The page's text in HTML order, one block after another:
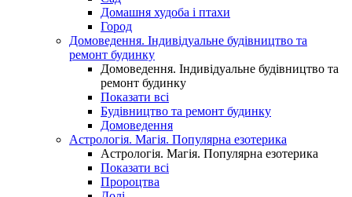
Домашня худоба і птахи
Город
Домоведення. Індивідуальне будівництво та
ремонт будинку
Домоведення. Індивідуальне будівництво та
ремонт будинку
Показати всі
Будівництво та ремонт будинку
Домоведення
Астрологія. Магія. Популярна езотерика
Астрологія. Магія. Популярна езотерика
Показати всі
Пророцтва